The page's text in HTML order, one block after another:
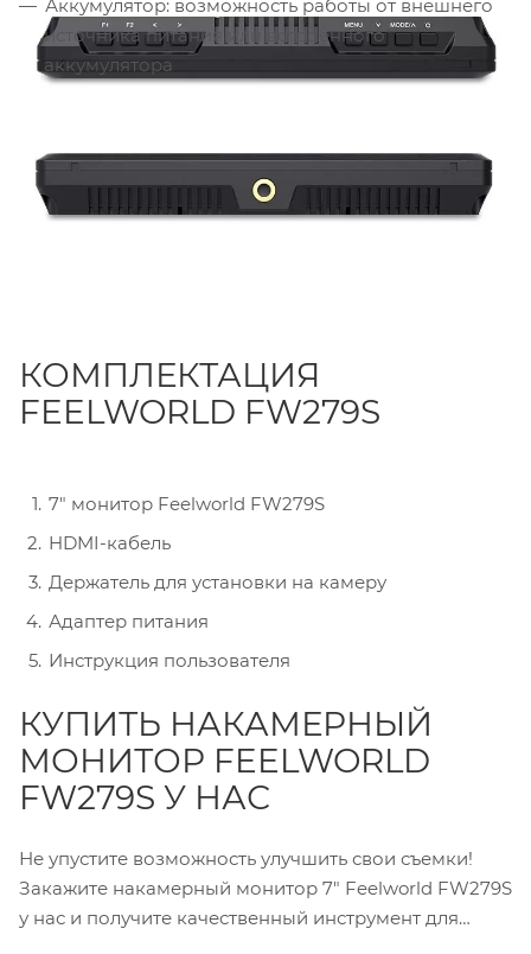
Аккумулятор: возможность работы от внешнего
источника питания или встроенного
аккумулятора
КОМПЛЕКТАЦИЯ
FEELWORLD FW279S
7" монитор Feelworld FW279S
HDMI-кабель
Держатель для установки на камеру
Адаптер питания
Инструкция пользователя
КУПИТЬ НАКАМЕРНЫЙ
МОНИТОР FEELWORLD
FW279S У НАС
Не упустите возможность улучшить свои съемки!
Закажите накамерный монитор 7" Feelworld FW279S
у нас и получите качественный инструмент для